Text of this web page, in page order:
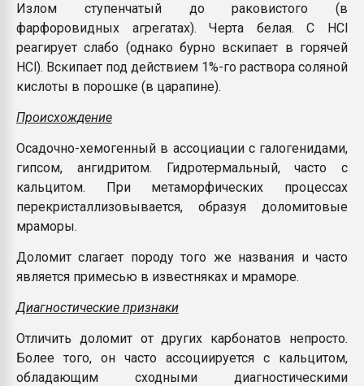
Излом ступенчатый до раковистого (в
фарфоровидных агрегатах). Черта белая. С HCl
реагирует слабо (однако бурно вскипает в горячей
HCl). Вскипает под действием 1%-го раствора соляной
кислоты в порошке (в царапине).
Происхождение
Осадочно-хемогенный в ассоциации с галогенидами,
гипсом, ангидритом. Гидротермальный, часто с
кальцитом. При метаморфических процессах
перекристаллизовывается, образуя доломитовые
мраморы.
Доломит слагает породу того же названия и часто
является примесью в известняках и мраморе.
Диагностические признаки
Отличить доломит от других карбонатов непросто.
Более того, он часто ассоциируется с кальцитом,
обладающим сходными диагностическими